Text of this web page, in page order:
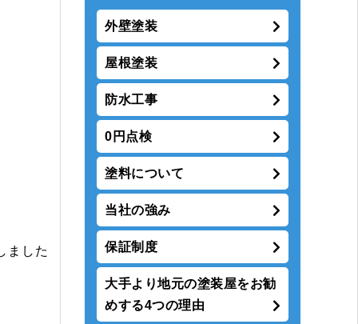
ました
外壁塗装
屋根塗装
防水工事
0円点検
塗料について
当社の強み
保証制度
大手より地元の塗装屋をお勧
めする4つの理由